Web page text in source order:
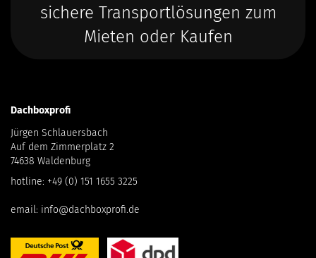
sichere Transportlösungen zum
Mieten oder Kaufen
Dachboxprofi
Jürgen Schlauersbach
Auf dem Zimmerplatz 2
74638 Waldenburg
hotline: +49 (0) 151 1655 3225
email: info@dachboxprofi.de